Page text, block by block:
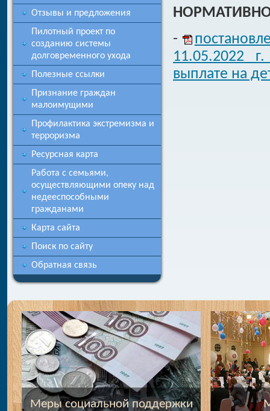
Отзывы и предложения
Пилотный проект по
созданию системы
долговременного ухода
Полезные ссылки
Признание граждан
малоимущими
Профилактика экстремизма и
терроризма
Ресурсная карта
Работа с семьями,
осуществляющими опеку над
недееспособными
гражданами
Карта сайта
Поиск по сайту
Обратная связь
-
11.05.2022
выплате на
Меры социальной поддержки